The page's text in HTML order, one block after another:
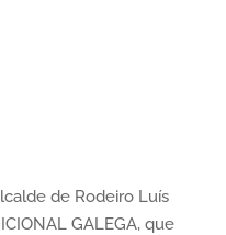
de Rodeiro Luís
GALEGA, que